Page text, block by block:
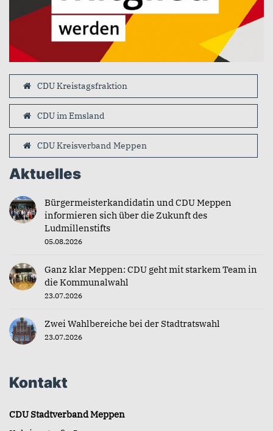
CDU Kreistagsfraktion
CDU im Emsland
CDU Kreisverband Meppen
Aktuelles
Bürgermeisterkandidatin und CDU Meppen
informieren sich über die Zukunft des
Ludmillenstifts
05.08.2026
Ganz klar Meppen: CDU geht mit starkem Team in
die Kommunalwahl
23.07.2026
Zwei Wahlbereiche bei der Stadtratswahl
23.07.2026
Kontakt
CDU Stadtverband Meppen